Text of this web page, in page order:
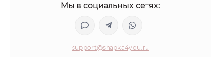
Мы в социальных сетях:
support@shapka4you.ru